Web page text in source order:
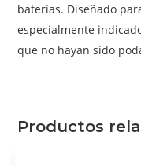
baterías. Diseñado
especialmente
que no hayan sido
Productos